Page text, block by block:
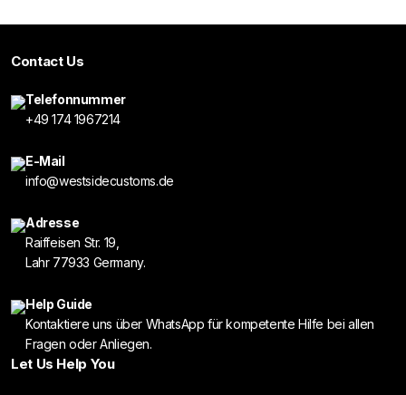
Contact Us
Telefonnummer
+49 174 1967214
E-Mail
info@westsidecustoms.de
Adresse
Raiffeisen Str. 19,
Lahr 77933 Germany.
Help Guide
Kontaktiere uns über WhatsApp für kompetente Hilfe bei allen
Fragen oder Anliegen.
Let Us Help You